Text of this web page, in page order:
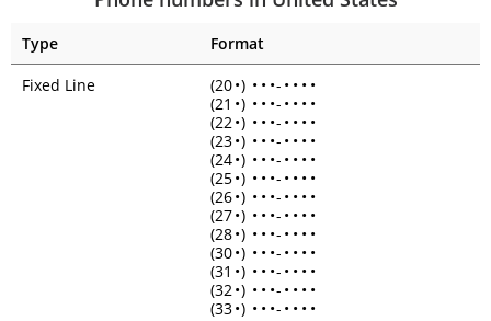
Type
Format
Fixed Line
(20•) • • •- • • • •
(21 •) • • •- • • • •
(22•) • • •- • • • •
(23•) • • •- • • • •
(24•) • • •- • • • •
(25•) • • •- • • • •
(26•) • • •- • • • •
(27•) • • •- • • • •
(28•) • • •- • • • •
(30•) • • •- • • • •
(31 •) • • •- • • • •
(32•) • • •- • • • •
(33•) • • •- • • • •